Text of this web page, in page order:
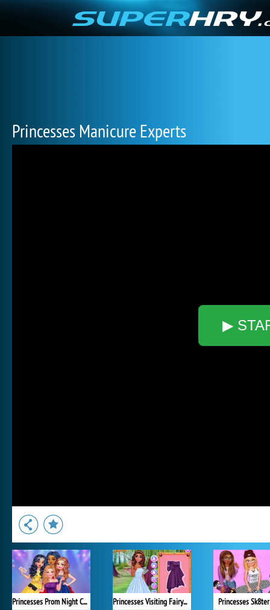
Princesses Manicure Experts
▶
Princesses Prom Night Celebration Princesses Visiting Fairyland Princesses